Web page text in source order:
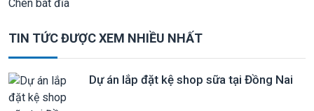
TIN TỨC ĐƯỢC XEM NHIỀU NHẤT
Dự án lắp đặt kệ shop sữa tại Đồng Nai